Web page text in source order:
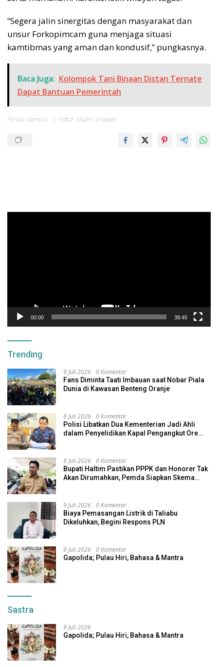
“Segera jalin sinergitas dengan masyarakat dan
unsur Forkopimcam guna menjaga situasi
kamtibmas yang aman dan kondusif,” pungkasnya.
Baca Juga: Kolompok Tani Binaan Distan Ternate
Dapat Bantuan Pemerintah
Penulis: Samsul L Editor: Ghalim Umabaihi
00:00 38:45
Trending
9 Juli 2026 0 Komentar
Fans Diminta Taati Imbauan saat Nobar Piala
Dunia di Kawasan Benteng Oranje
8 Juli 2026 0 Komentar
Polisi Libatkan Dua Kementerian Jadi Ahli
dalam Penyelidikan Kapal Pengangkut Ore
8 Juli 2026 0 Komentar
Bupati Haltim Pastikan PPPK dan Honorer Tak
Akan Dirumahkan, Pemda Siapkan Skema
9 Juli 2026 0 Komentar
Biaya Pemasangan Listrik di Taliabu
Dikeluhkan, Begini Respons PLN
9 Juli 2026 0 Komentar
Gapolida; Pulau Hiri, Bahasa & Mantra
Sastra
9 Juli 2026
Gapolida; Pulau Hiri, Bahasa & Mantra